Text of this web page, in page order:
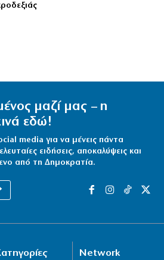
μαζί μας – η
εδώ!
media για να μένεις πάντα
ειδήσεις, αποκαλύψεις και
από τη Δημοκρατία.
Network